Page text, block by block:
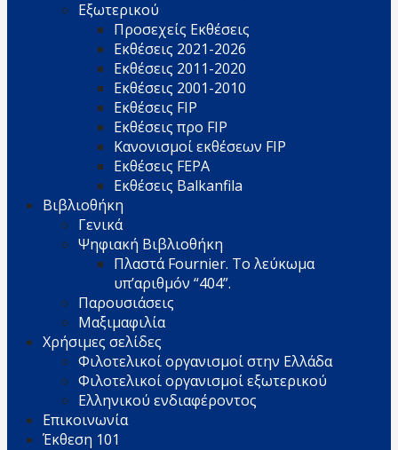
Εξωτερικού
Προσεχείς Εκθέσεις
Εκθέσεις 2021-2026
Εκθέσεις 2011-2020
Εκθέσεις 2001-2010
Εκθέσεις FIP
Εκθέσεις προ FIP
Κανονισμοί εκθέσεων FIP
Εκθέσεις FEPA
Εκθέσεις Balkanfila
Βιβλιοθήκη
Γενικά
Ψηφιακή Βιβλιοθήκη
Πλαστά Fournier. Το λεύκωμα
υπ’αριθμόν “404”.
Παρουσιάσεις
Μαξιμαφιλία
Χρήσιμες σελίδες
Φιλοτελικοί οργανισμοί στην Ελλάδα
Φιλοτελικοί οργανισμοί εξωτερικού
Ελληνικού ενδιαφέροντος
Επικοινωνία
Έκθεση 101